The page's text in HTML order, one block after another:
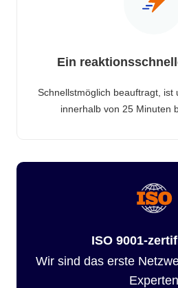
Ein
Schnellstmöglich beauftragt, ist
innerhalb von 25 Minuten
ISO 9001-
Wir sind das erste
Experten